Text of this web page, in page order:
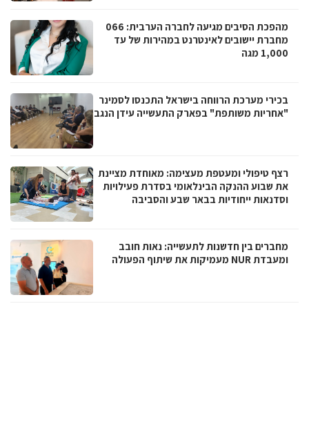
מהפכת הסיבים מגיעה לחברה הערבית: 066
מחברת יישובים לאינטרנט במהירות של עד
1,000 מגה
בכירי מערכת הרווחה בישראל התכנסו לסמינר
"אחריות משותפת" בפארק התעשייה עידן הנגב
רצף טיפולי ומעטפת מעצימה: מאוחדת מציינת
את שבוע ההנקה הבינלאומי בסדרת פעילויות
וסדנאות ייחודיות בבאר שבע והסביבה
מחברים בין חדשנות לתעשייה: נאות חובב
ומעבדת NUR מעמיקות את שיתוף הפעולה